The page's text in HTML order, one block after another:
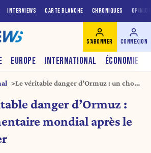
INTERVIEWS CARTE BLANCHE CHRONIQUES
EUROPE INTERNATIONAL ÉCONOMIE
S'ABONNER CONNEXION
Le véritable danger d’Ormuz : un choc
pétrolierdanger d’Ormuz :
mondial après le